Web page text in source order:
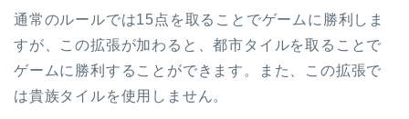
通常のルールでは15点を取ることでゲームに勝利しま
すが、この拡張が加わると、都市タイルを取ることで
ゲームに勝利することができます。また、この拡張で
は貴族タイルを使用しません。